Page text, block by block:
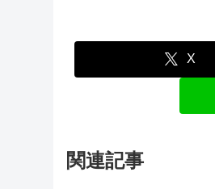
X
関連記事